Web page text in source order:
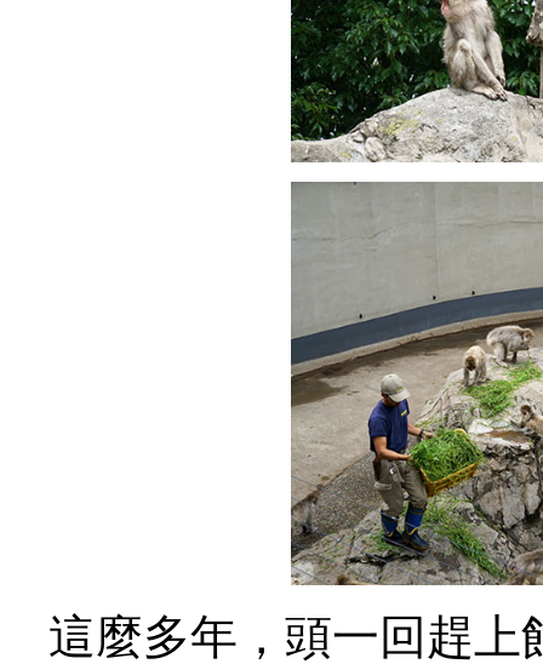
這麼多年，頭一回趕上